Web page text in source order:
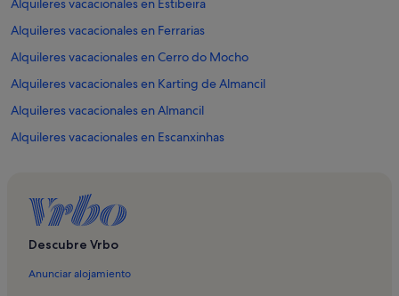
Alquileres vacacionales en Estibeira
Alquileres vacacionales en Ferrarias
Alquileres vacacionales en Cerro do Mocho
Alquileres vacacionales en Karting de Almancil
Alquileres vacacionales en Almancil
Alquileres vacacionales en Escanxinhas
Alquileres vacacionales en Cavacos
Alquileres vacacionales en Vale do Lobo
Alquileres vacacionales en Campo de golf Oceanico Vale do Lobo
Alquileres vacacionales en Campo de golf real Vale do Lobo
Descubre Vrbo
Anunciar alojamiento